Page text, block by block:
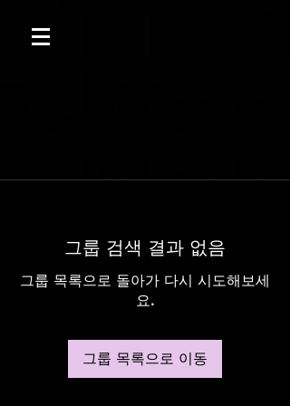
그룹 검색 결과 없음
그룹 목록으로 돌아가 다시 시도해보세
요.
그룹 목록으로 이동